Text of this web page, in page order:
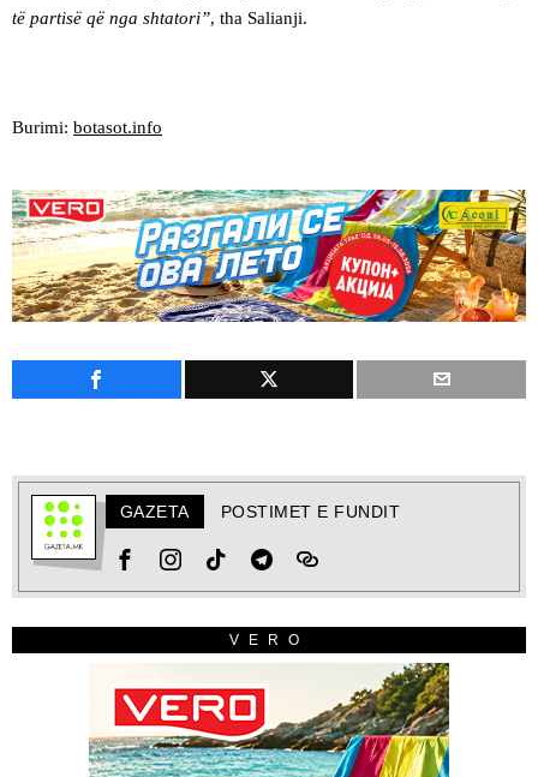
të partisë që nga shtatori”, tha Salianji.
Burimi: botasot.info
GAZETA POSTIMET E FUNDIT
VERO